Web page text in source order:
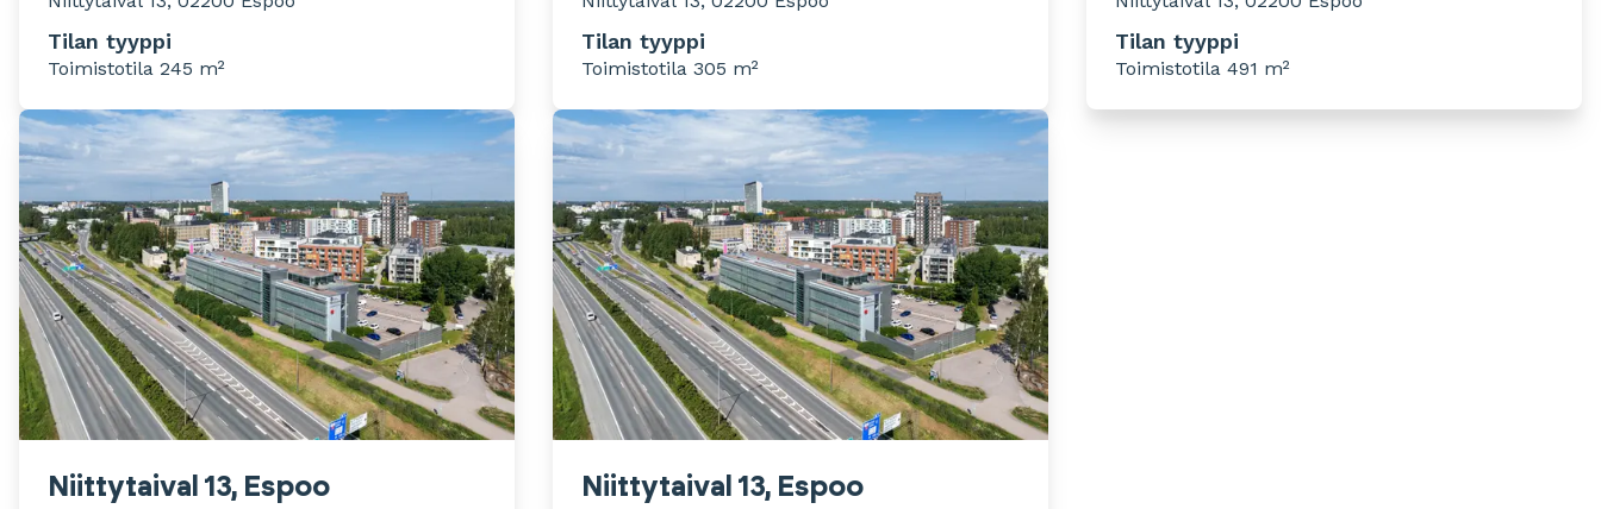
Tilan tyyppi
Toimistotila 245 m²
Tilan tyyppi
Toimistotila 305 m²
Tilan tyyppi
Toimistotila 491 m²
Niittytaival 13, Espoo
Niittytaival 13, Espoo